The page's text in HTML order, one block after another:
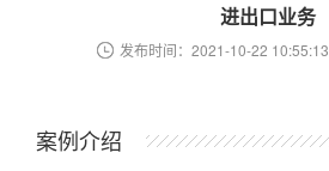
进出口业务
发布时间：2021-10-22 10:55:13
案例介绍